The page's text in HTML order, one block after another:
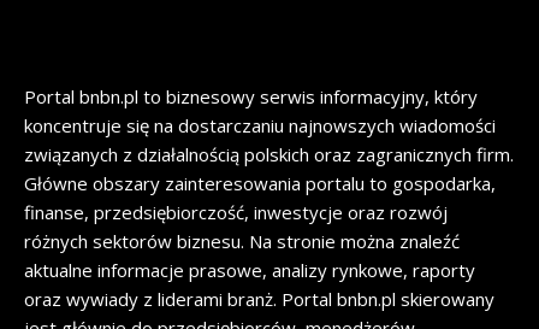
Portal bnbn.pl to biznesowy serwis informacyjny, który
koncentruje się na dostarczaniu najnowszych wiadomości
związanych z działalnością polskich oraz zagranicznych firm.
Główne obszary zainteresowania portalu to gospodarka,
finanse, przedsiębiorczość, inwestycje oraz rozwój
różnych sektorów biznesu. Na stronie można znaleźć
aktualne informacje prasowe, analizy rynkowe, raporty
oraz wywiady z liderami branż. Portal bnbn.pl skierowany